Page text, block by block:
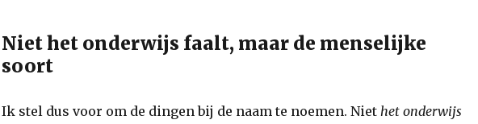
Niet het onderwijs faalt, maar de menselijke
soort
Ik stel dus voor om de dingen bij de naam te noemen. Niet het onderwijs